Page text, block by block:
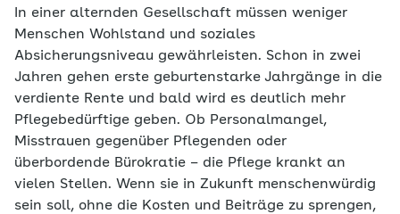
In einer alternden Gesellschaft müssen weniger
Menschen Wohlstand und soziales
Absicherungsniveau gewährleisten. Schon in zwei
Jahren gehen erste geburtenstarke Jahrgänge in die
verdiente Rente und bald wird es deutlich mehr
Pflegebedürftige geben. Ob Personalmangel,
Misstrauen gegenüber Pflegenden oder
überbordende Bürokratie – die Pflege krankt an
vielen Stellen. Wenn sie in Zukunft menschenwürdig
sein soll, ohne die Kosten und Beiträge zu sprengen,